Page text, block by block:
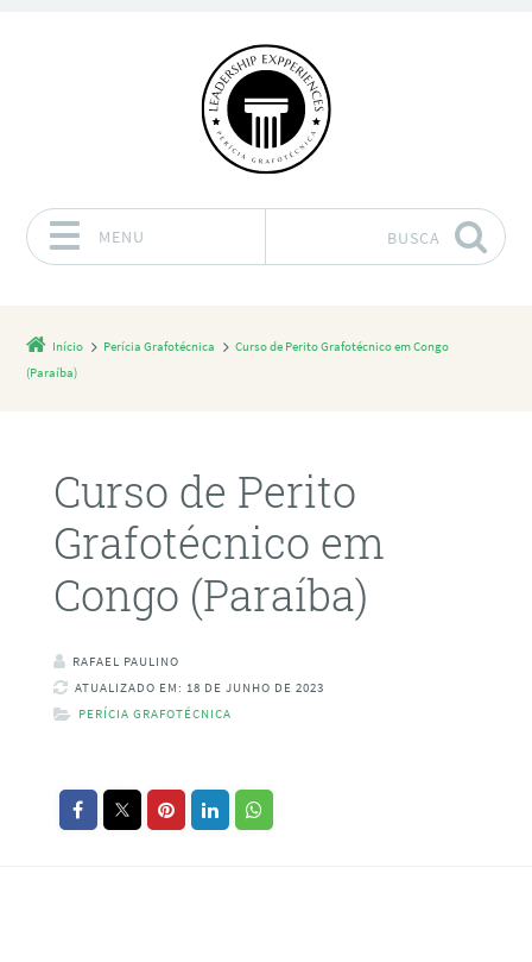
MENU BUSCA
Início Perícia Grafotécnica
Curso de Perito Grafotécnico em Congo
(Paraíba)
Curso de Perito
Grafotécnico em
Congo (Paraíba)
RAFAEL PAULINO
ATUALIZADO EM: 18 DE JUNHO DE 2023
PERÍCIA GRAFOTÉCNICA